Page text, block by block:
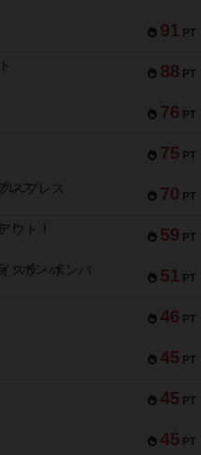
91 PT
88 PT
76 PT
75 PT
70 PT
スプレス
59 PT
ウト！
51 PT
スラ・ボンバ
46 PT
45 PT
45 PT
45 PT